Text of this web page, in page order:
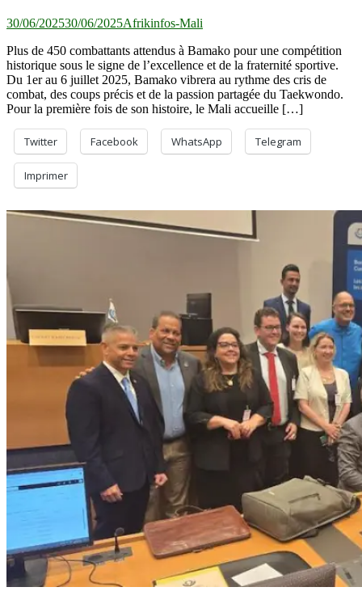
30/06/202530/06/2025Afrikinfos-Mali
Plus de 450 combattants attendus à Bamako pour une compétition
historique sous le signe de l’excellence et de la fraternité sportive.
Du 1er au 6 juillet 2025, Bamako vibrera au rythme des cris de
combat, des coups précis et de la passion partagée du Taekwondo.
Pour la première fois de son histoire, le Mali accueille […]
Twitter Facebook WhatsApp Telegram
Imprimer